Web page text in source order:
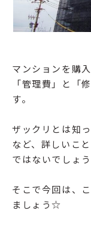
マンションを購
「管理費」と「
す。
ザックリとは知
など、詳しいこ
ではないでしょ
そこで今回は、
ましょう☆